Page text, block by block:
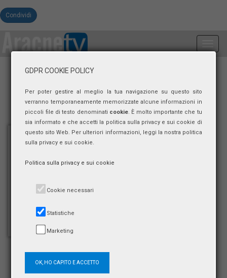
Condividi
GDPR COOKIE POLICY
Per poter gestire al meglio la tua navigazione su questo sito
verranno temporaneamente memorizzate alcune informazioni in
piccoli file di testo denominati cookie. È molto importante che tu
sia informato e che accetti la politica sulla privacy e sui cookie di
questo sito Web. Per ulteriori informazioni, leggi la nostra politica
sulla privacy e sui cookie.
Politica sulla privacy e sui cookie
Cookie necessari
Statistiche
Marketing
OK, HO CAPITO E ACCETTO